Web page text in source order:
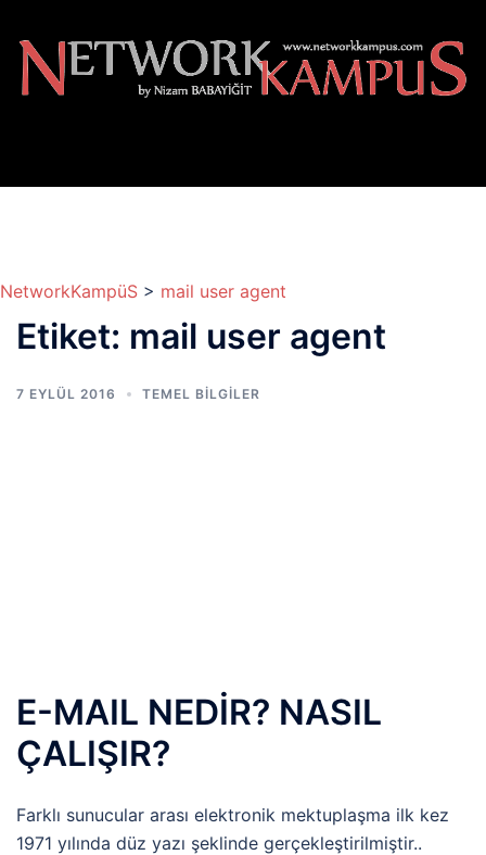
atla
NetworkKampüS > mail user agent
Etiket: mail user agent
7 EYLÜL 2016 TEMEL BİLGİLER
E-MAIL NEDİR? NASIL
ÇALIŞIR?
Farklı sunucular arası elektronik mektuplaşma ilk kez
1971 yılında düz yazı şeklinde gerçekleştirilmiştir..